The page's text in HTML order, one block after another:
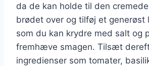
da de kan holde til den
brødet over og tilføj et generøst
som du kan krydre med salt og
fremhæve smagen. Tilsæt
ingredienser som tomater,